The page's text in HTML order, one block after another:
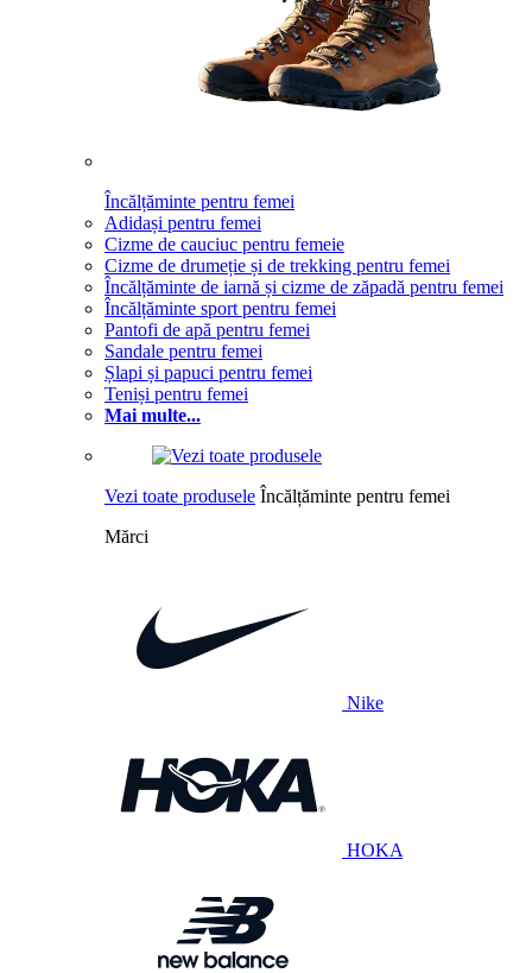
Încălțăminte pentru femei
Adidași pentru femei
Cizme de cauciuc pentru femeie
Cizme de drumeție și de trekking pentru femei
Încălțăminte de iarnă și cizme de zăpadă pentru femei
Încălțăminte sport pentru femei
Pantofi de apă pentru femei
Sandale pentru femei
Șlapi și papuci pentru femei
Teniși pentru femei
Mai multe...
Vezi toate produsele Încălțăminte pentru femei
Mărci
Nike
HOKA